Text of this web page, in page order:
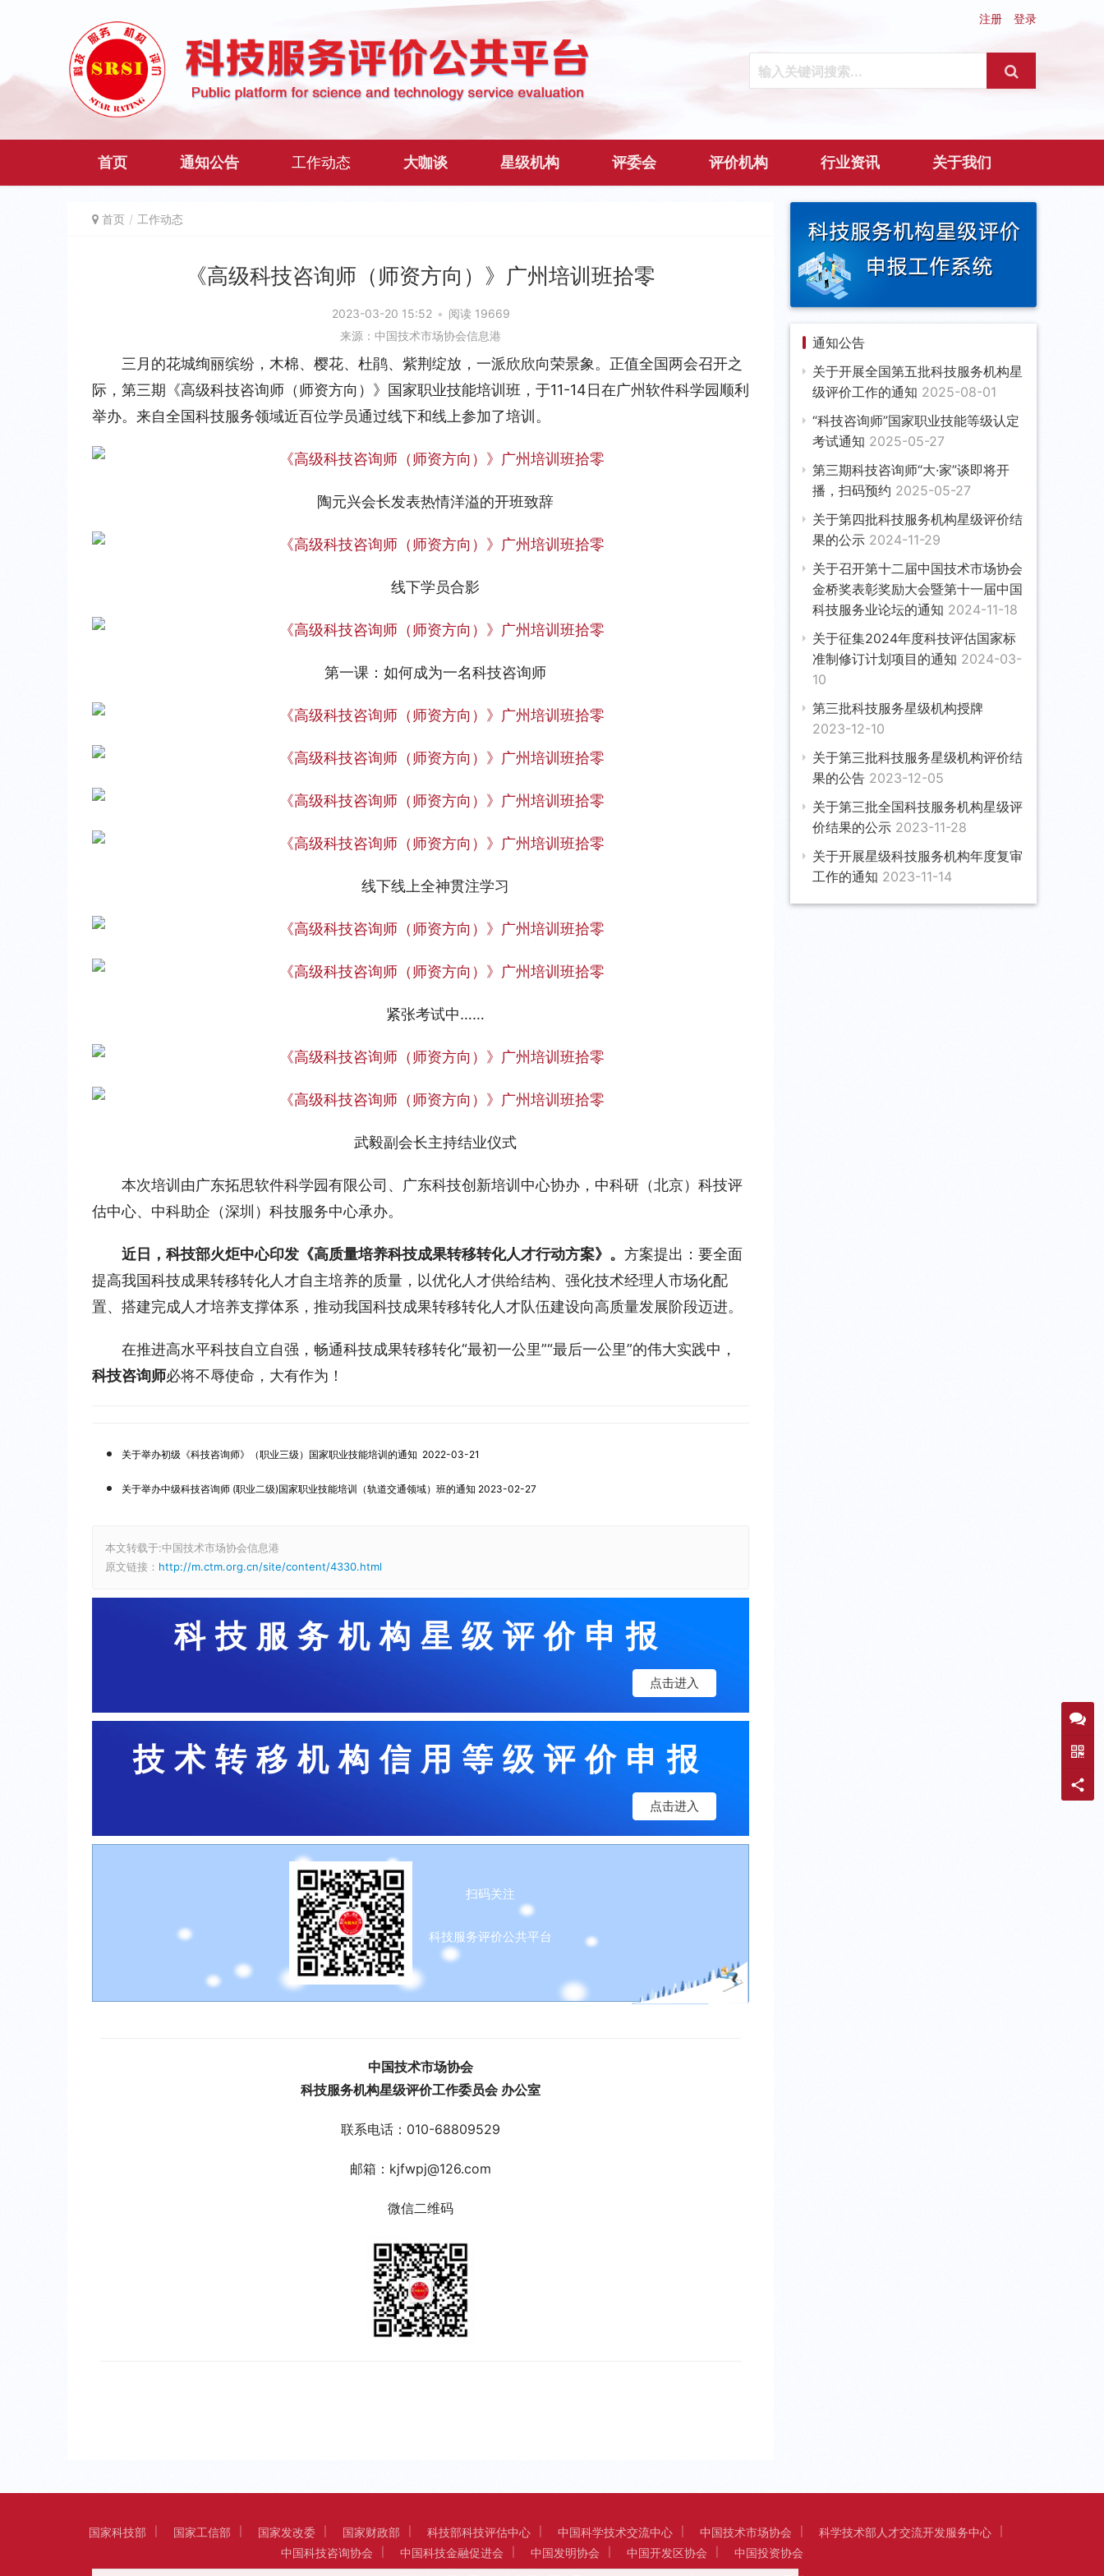
注册 登录
首页 通知公告 工作动态 大咖谈 星级机构 评委会 评价机构 行业资讯 关于我们
首页 工作动态
《高级科技咨询师（师资方向）》广州培训班拾零
2023-03-20 15:52 • 阅读 19669
来源：中国技术市场协会信息港
三月的花城绚丽缤纷，木棉、樱花、杜鹃、紫荆绽放，一派欣欣向荣景象。正值全国两会召开之
际，第三期《高级科技咨询师（师资方向）》国家职业技能培训班，于11-14日在广州软件科学园顺利
举办。来自全国科技服务领域近百位学员通过线下和线上参加了培训。
陶元兴会长发表热情洋溢的开班致辞
线下学员合影
第一课：如何成为一名科技咨询师
线下线上全神贯注学习
紧张考试中……
武毅副会长主持结业仪式
本次培训由广东拓思软件科学园有限公司、广东科技创新培训中心协办，中科研（北京）科技评
估中心、中科助企（深圳）科技服务中心承办。
近日， 科技部火炬中心印发《高质量培养科技成果转移转化人才行动方案》。 方案提出：要全面
提高我国科技成果转移转化人才自主培养的质量，以优化人才供给结构、强化技术经理人市场化配
置、搭建完成人才培养支撑体系，推动我国科技成果转移转化人才队伍建设向高质量发展阶段迈进。
在推进高水平科技自立自强，畅通科技成果转移转化“最初一公里”“最后一公里”的伟大实践中，
科技咨询师必将不辱使命，大有作为！
关于举办初级《科技咨询师》（职业三级）国家职业技能培训的通知 2022-03-21
关于举办中级科技咨询师 (职业二级)国家职业技能培训（轨道交通领域）班的通知 2023-02-27
本文转载于:中国技术市场协会信息港
原文链接： http://m.ctm.org.cn/site/content/4330.html
科技服务机构星级评价申报
点击进入
技术转移机构信用等级评价申报
点击进入
扫码关注
科技服务评价公共平台
中国技术市场协会
科技服务机构星级评价工作委员会 办公室
联系电话：010-68809529
邮箱：kjfwpj@126.com
微信二维码
通知公告
关于开展全国第五批科技服务机构星
级评价工作的通知 2025-08-01
“科技咨询师”国家职业技能等级认定
考试通知 2025-05-27
第三期科技咨询师“大·家”谈即将开
播，扫码预约 2025-05-27
关于第四批科技服务机构星级评价结
果的公示 2024-11-29
关于召开第十二届中国技术市场协会
金桥奖表彰奖励大会暨第十一届中国
科技服务业论坛的通知 2024-11-18
关于征集2024年度科技评估国家标
准制修订计划项目的通知 2024-03-
10
第三批科技服务星级机构授牌
2023-12-10
关于第三批科技服务星级机构评价结
果的公告 2023-12-05
关于第三批全国科技服务机构星级评
价结果的公示 2023-11-28
关于开展星级科技服务机构年度复审
工作的通知 2023-11-14
国家科技部 国家工信部 国家发改委 国家财政部 科技部科技评估中心 中国科学技术交流中心 中国技术市场协会
科学技术部人才交流开发服务中心
中国科技咨询协会
中国科技金融促进会 中国发明协会 中国开发区协会
中国投资协会